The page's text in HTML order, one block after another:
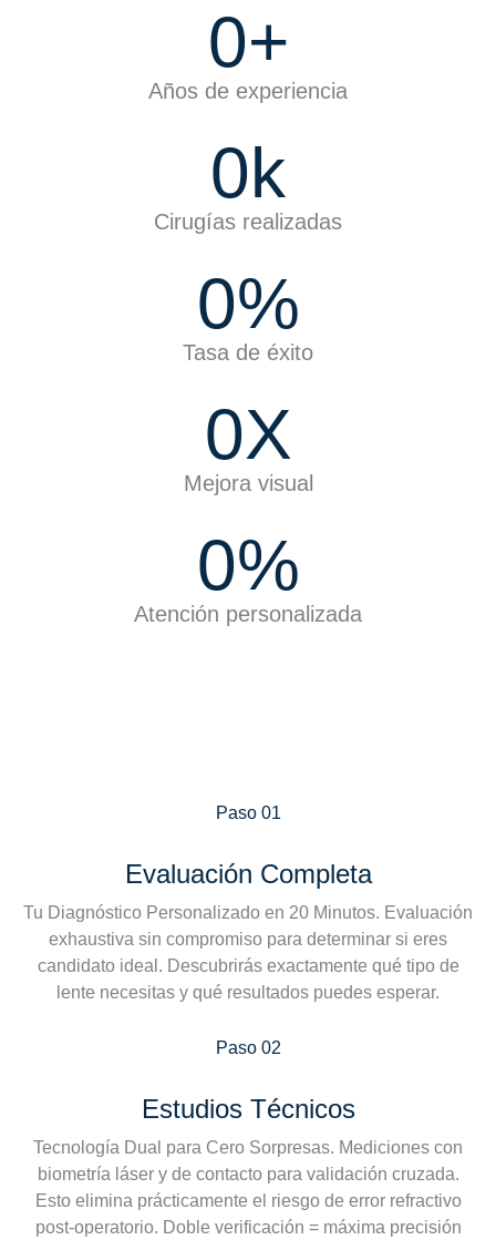
Años de experiencia
0+
Cirugías realizadas
0k
Tasa de éxito
0%
Mejora visual
0X
Atención personalizada
0%
Paso 01
Evaluación Completa
Tu Diagnóstico Personalizado en 20 Minutos. Evaluación
exhaustiva sin compromiso para determinar si eres
candidato ideal. Descubrirás exactamente qué tipo de
lente necesitas y qué resultados puedes esperar.
Paso 02
Estudios Técnicos
Tecnología Dual para Cero Sorpresas. Mediciones con
biometría láser y de contacto para validación cruzada.
Esto elimina prácticamente el riesgo de error refractivo
post-operatorio. Doble verificación = máxima precisión